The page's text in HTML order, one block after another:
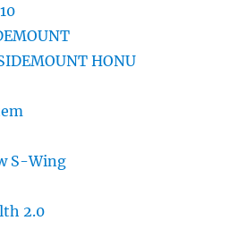
HONU
S-Wing
2.0